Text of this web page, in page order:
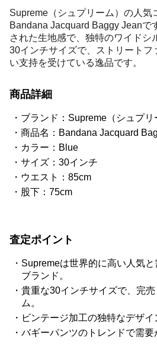
Supreme（シュプリーム）の人気
Bandana Jacquard Baggy Jeanで
された生地感で、独特のワイドシ
30インチサイズで、ストリートフ
い支持を受けている逸品です。
商品詳細
ブランド：Supreme（シュプリ
商品名：Bandana Jacquard
カラー：Blue
サイズ：30インチ
ウエスト：85cm
股下：75cm
査定ポイント
Supremeは世界的に高い人気
ブランド。
貴重な30インチサイズで、完
ム。
ビンテージ加工の独特なデザイ
バギーパンツのトレンドで需要